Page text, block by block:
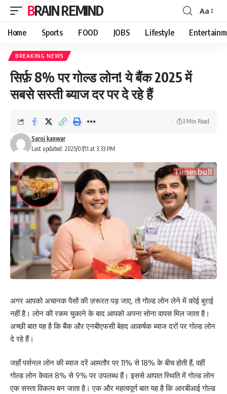
BRAIN REMIND
Font
Resizer
Aa
Home Sports FOOD JOBS Lifestyle
BREAKING NEWS
सिर्फ़ 8% पर गोल्ड लोन! ये बैंक 2025 में
सबसे सस्ती ब्याज दर पर दे रहे हैं
Last updated: 2025/07/11 at 3:33 PM
Saroj kanwar
3 Min Read
अगर आपको अचानक पैसों की ज़रूरत पड़ जाए, तो गोल्ड लोन लेने में कोई बुराई
नहीं है। लोन की रकम चुकाने के बाद आपको अपना सोना वापस मिल जाता है।
अच्छी बात यह है कि बैंक और एनबीएफसी बेहद आकर्षक ब्याज दरों पर गोल्ड लोन
दे रहे हैं।
जहाँ पर्सनल लोन की ब्याज दरें आमतौर पर 11% से 18% के बीच होती हैं, वहीं
गोल्ड लोन केवल 8% से 9% पर उपलब्ध हैं। इससे आपात स्थिति में गोल्ड लोन
एक सस्ता विकल्प बन जाता है। एक और महत्वपूर्ण बात यह है कि आरबीआई गोल्ड